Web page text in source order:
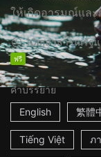
ให้เกิดอารมณ์แล
10mสาธารณรัฐ
ฟรี
คำบรรยาย
English
繁體
Tiếng Việt ภ